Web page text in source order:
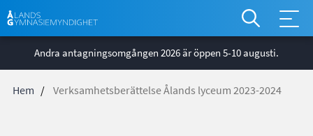
till
huvudinnehåll
Andra antagningsomgången 2026 är öppen 5-10 augusti.
*
global
Hem Verksamhetsberättelse Ålands lyceum 2023-2024